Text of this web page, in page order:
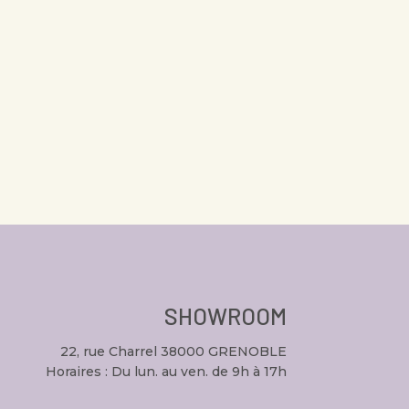
SHOWROOM
22, rue Charrel 38000 GRENOBLE
Horaires : Du lun. au ven. de 9h à 17h